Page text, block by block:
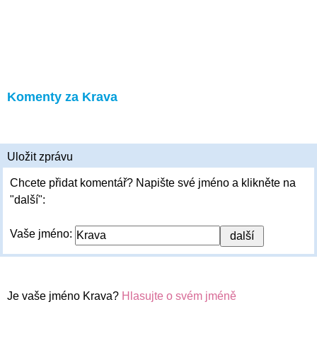
Komenty za Krava
Uložit zprávu
Chcete přidat komentář? Napište své jméno a klikněte na
"další":
Vaše jméno:
Je vaše jméno Krava? Hlasujte o svém jméně